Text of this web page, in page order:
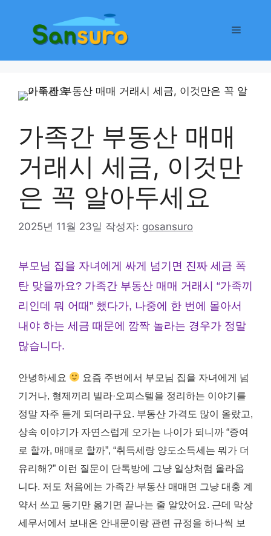
메
가족간 부동산 매매
거래시 세금, 이것만
은 꼭 알아두세요
2025년 11월 23일 작성자: gosansuro
부모님 집을 자녀에게 싸게 넘기면 진짜 세금 폭
탄 맞을까요? 가족간 부동산 매매 거래시 “가족끼
리인데 뭐 어때” 했다가, 나중에 한 번에 몰아서
내야 하는 세금 때문에 깜짝 놀라는 경우가 정말
많습니다.
안녕하세요
요즘 주변에서 부모님 집을 자녀에게 넘
기거나, 형제끼리 빌라·오피스텔을 정리하는 이야기를
정말 자주 듣게 되더라구요. 부동산 가격도 많이 올랐고,
상속 이야기가 자연스럽게 오가는 나이가 되니까 “증여
로 할까, 매매로 할까”, “취득세랑 양도소득세는 뭐가 더
유리해?” 이런 질문이 단톡방에 그냥 일상처럼 올라옵
니다. 저도 처음에는 가족간 부동산 매매면 그냥 대충 계
약서 쓰고 등기만 옮기면 끝나는 줄 알았어요. 근데 막상
세무서에서 보내온 안내문이랑 관련 규정을 하나씩 보